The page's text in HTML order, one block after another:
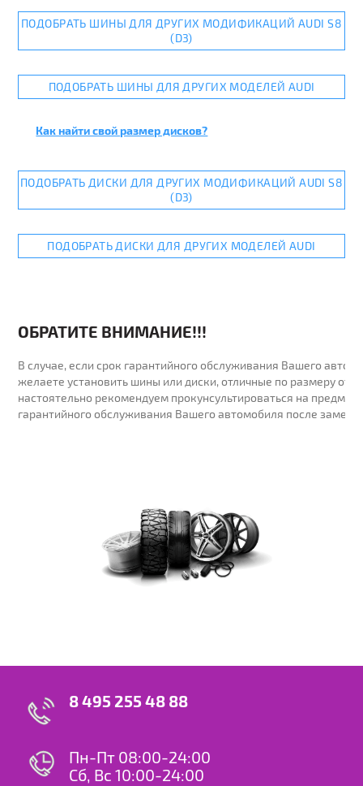
ПОДОБРАТЬ ШИНЫ ДЛЯ ДРУГИХ МОДИФИКАЦИЙ AUDI S8
(D3)
ПОДОБРАТЬ ШИНЫ ДЛЯ ДРУГИХ МОДЕЛЕЙ AUDI
Как найти свой размер дисков?
ПОДОБРАТЬ ДИСКИ ДЛЯ ДРУГИХ МОДИФИКАЦИЙ AUDI S8
(D3)
ПОДОБРАТЬ ДИСКИ ДЛЯ ДРУГИХ МОДЕЛЕЙ AUDI
ОБРАТИТЕ ВНИМАНИЕ!!!
В случае, если срок гарантийного обслуживания Вашего
желаете установить шины или диски, отличные по размеру от
настоятельно рекомендуем прокунсультироваться на предмет
гарантийного обслуживания Вашего автомобиля после
8 495 255 48 88
Пн-Пт 08:00-24:00
Сб, Вс 10:00-24:00